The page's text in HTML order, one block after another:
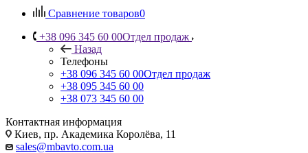
Сравнение товаров0
+38 096 345 60 00Отдел продаж
Назад
Телефоны
+38 096 345 60 00Отдел продаж
+38 095 345 60 00
+38 073 345 60 00
Контактная информация
Киев, пр. Академика Королёва, 11
sales@mbavto.com.ua